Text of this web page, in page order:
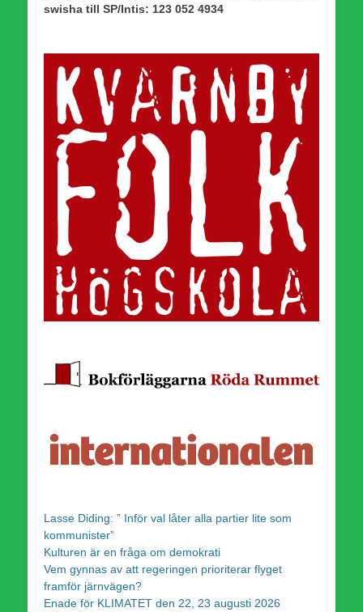
swisha till SP/Intis: 123 052 4934
Lasse Diding: ” Inför val låter alla partier lite som
kommunister”
Kulturen är en fråga om demokrati
Vem gynnas av att regeringen prioriterar flyget
framför järnvägen?
Enade för KLIMATET den 22, 23 augusti 2026